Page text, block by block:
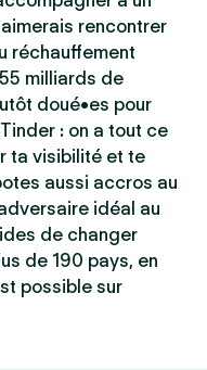
rencontrer
réchauffement
milliards de
doué•es pour
: on a tout ce
ta visibilité et te
aussi accros au
idéal au
de changer
de 190 pays, en
possible sur